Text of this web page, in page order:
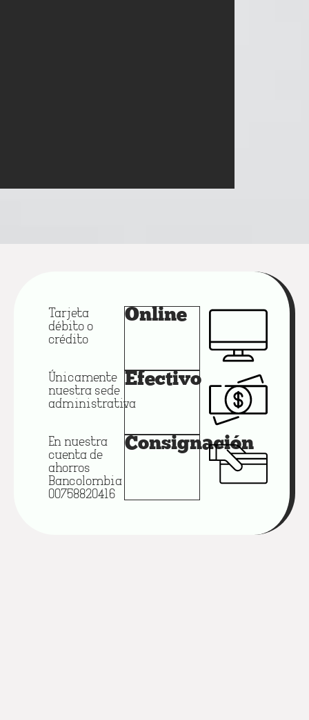
Tarjeta
débito o
crédito
Online
Únicamente
nuestra sede
administrativa
Efectivo
En nuestra
cuenta de
ahorros
Bancolombia
00758820416
Consignación